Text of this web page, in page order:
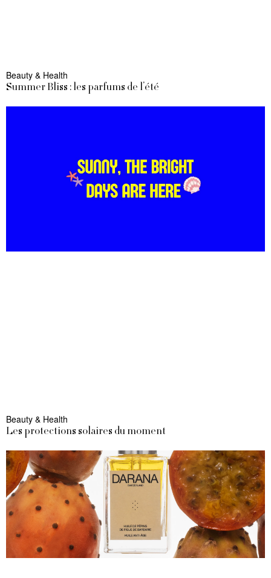
Beauty & Health
Summer Bliss : les parfums de l’été
Beauty & Health
Les protections solaires du moment